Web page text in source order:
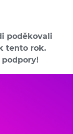
poděkovali
tento rok.
podpory!